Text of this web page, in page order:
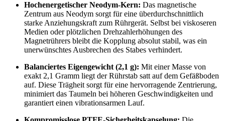
Hochenergetischer Neodym-Kern: Das magnetische
Zentrum aus Neodym sorgt für eine überdurchschnittlich
starke Anziehungskraft zum Rührgerät. Selbst bei viskoseren
Medien oder plötzlichen Drehzahlerhöhungen des
Magnetrührers bleibt die Kopplung absolut stabil, was ein
unerwünschtes Ausbrechen des Stabes verhindert.
Balanciertes Eigengewicht (2,1 g): Mit einer Masse von
exakt 2,1 Gramm liegt der Rührstab satt auf dem Gefäßboden
auf. Diese Trägheit sorgt für eine hervorragende Zentrierung,
minimiert das Taumeln bei höheren Geschwindigkeiten und
garantiert einen vibrationsarmen Lauf.